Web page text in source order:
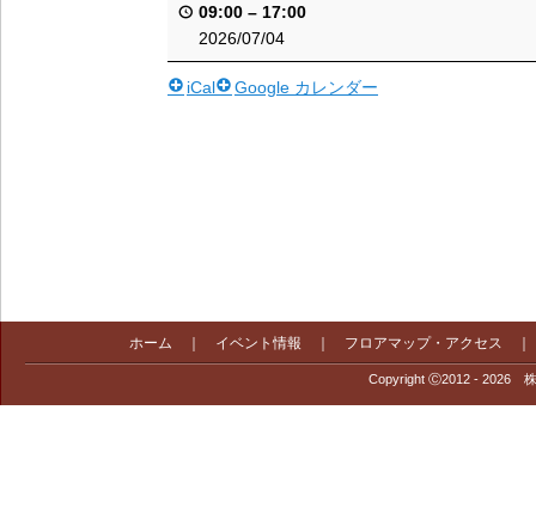
09:00 – 17:00
2026/07/04
iCal Google カレンダー
ホーム イベント情報 フロアマップ・アクセス
Copyright Ⓒ2012 - 2026 株